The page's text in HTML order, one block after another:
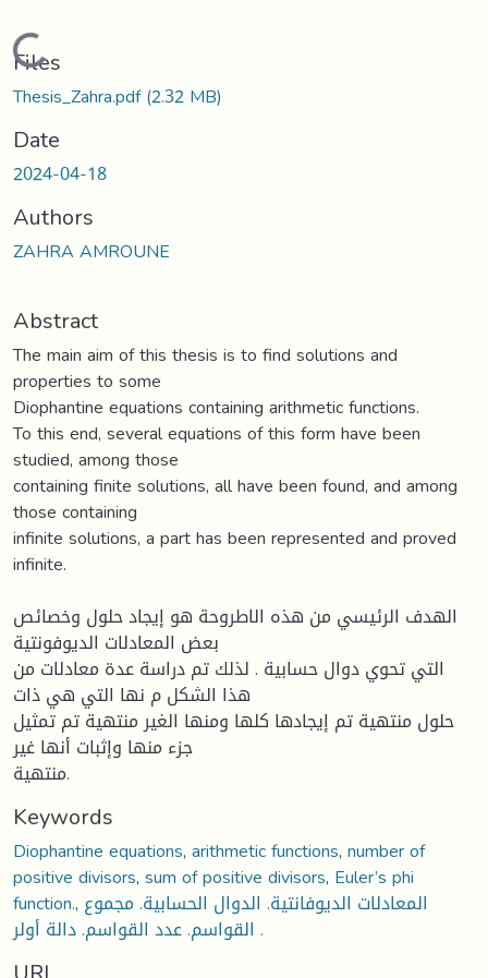
Loading...
Files
Thesis_Zahra.pdf(2.32 MB)
Date
2024-04-18
Authors
ZAHRA AMROUNE
Abstract
The main aim of this thesis is to find solutions and
properties to some
Diophantine equations containing arithmetic functions.
To this end, several equations of this form have been
studied, among those
containing finite solutions, all have been found, and among
those containing
infinite solutions, a part has been represented and proved
infinite.
الهدف الرئيسي من هذه الاطروحة هو إيجاد حلول وخصائص
بعض المعادلات الديوفونتية
التي تحوي دوال حسابية . لذلك تم دراسة عدة معادلات من
هذا الشكل م نها التي هي ذات
حلول منتهية تم إيجادها كلها ومنها الغير منتهية تم تمثيل
جزء منها وإثبات أنها غير
منتهية.
Keywords
Diophantine equations,arithmetic functions,number of
positive divisors,sum of positive divisors, Euler’s phi
function., المعادلات الديوفانتية. الدوال الحسابية. مجموع
القواسم. عدد القواسم. دالة أولر .